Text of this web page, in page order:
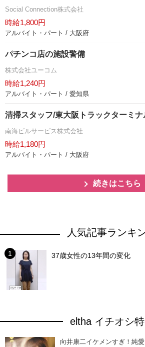
Social Connection株式会社
時給1,800円
アルバイト・パート / 大阪府
パチンコ店の施設警備
株式会社ユーコム
時給1,240円
アルバイト・パート / 愛知県
清掃スタッフ/東大阪トラックターミナ
南海ビルサービス株式会社
時給1,180円
アルバイト・パート / 大阪府
続きはこちら
人気記事ランキ
37歳女性の13年間の変化
eltha イチオシ
向井康二イケメンすぎ！純